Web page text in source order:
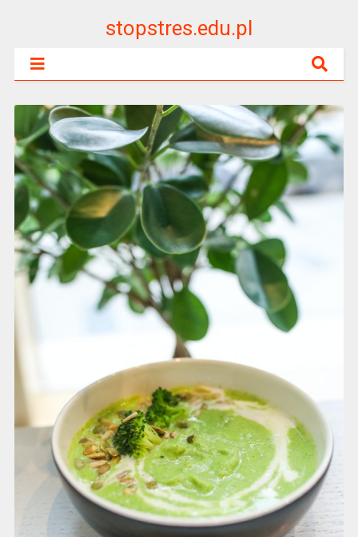
stopstres.edu.pl